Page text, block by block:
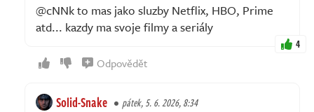
@cNNk to mas jako sluzby Netflix, HBO, Prime
atd... kazdy ma svoje filmy a seriály
4
Odpovědět
Solid-Snake pátek, 5. 6. 2026, 8:34